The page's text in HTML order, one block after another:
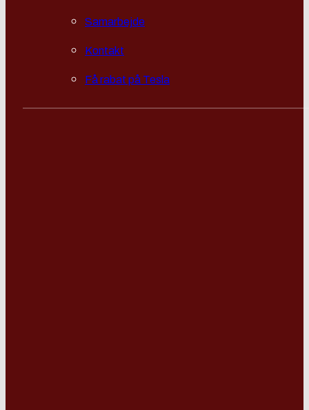
Samarbejde
Kontakt
Få rabat på Tesla